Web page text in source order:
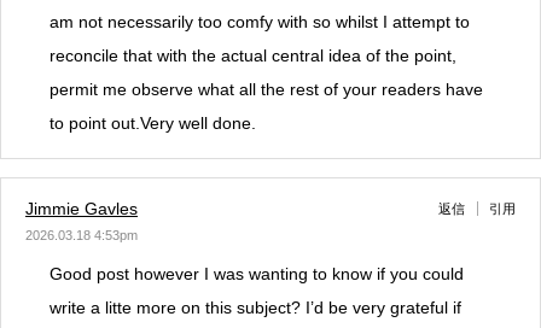
am not necessarily too comfy with so whilst I attempt to
reconcile that with the actual central idea of the point,
permit me observe what all the rest of your readers have
to point out.Very well done.
Jimmie Gavles
2026.03.18 4:53pm
返信 引用
Good post however I was wanting to know if you could
write a litte more on this subject? I’d be very grateful if